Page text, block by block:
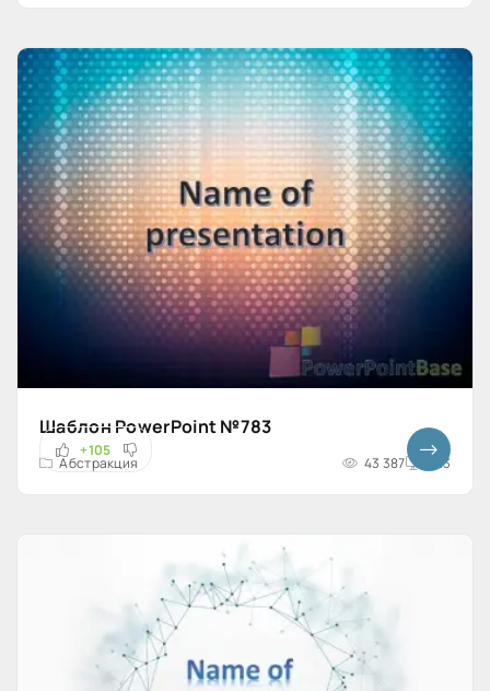
Шаблон PowerPoint №783
Абстракция 43 387 4x3
+105